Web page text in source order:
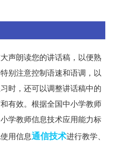
声朗读您的讲话稿，以便熟
别注意控制语速和语调，以
时，还可以调整讲话稿中的
有效。根据全国中小学教师
学教师信息技术应用能力标
用信息通信技术进行教学、